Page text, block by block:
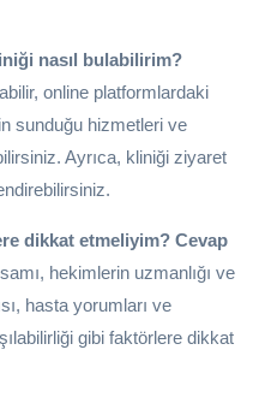
nasıl bulabilirim?
online platformlardaki
sunduğu hizmetleri ve
Ayrıca, kliniği ziyaret
dikkat etmeliyim? Cevap
hekimlerin uzmanlığı ve
hasta yorumları ve
gibi faktörlere dikkat